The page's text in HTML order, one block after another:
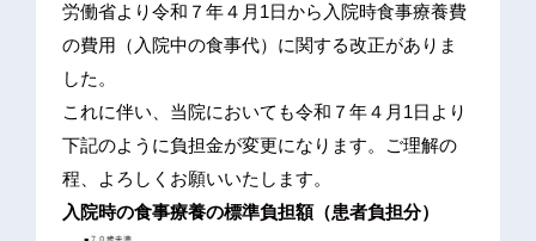
労働省より令和７年４月1日から入院時食事療養費
の費用（入院中の食事代）に関する改正がありま
した。
これに伴い、当院においても令和７年４月1日より
下記のように負担金が変更になります。ご理解の
程、よろしくお願いいたします。
入院時の食事療養の標準負担額（患者負担分）